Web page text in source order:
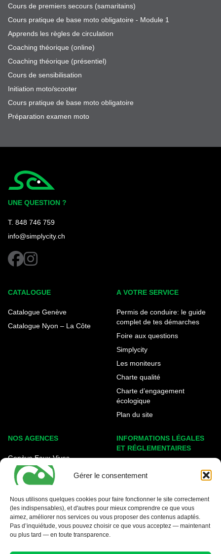
Gérer le consentement
Nous utilisons quelques cookies pour faire fonctionner le site correctement
(les indispensables), et d'autres pour mieux comprendre ce que vous
aimez, améliorer nos services ou vous proposer des contenus adaptés.
Pas d’inquiétude, vous pouvez choisir ce que vous acceptez — maintenant
ou plus tard — en toute transparence.
Cours de premiers secours (samaritains)
Cours pratique de base moto obligatoire - Module 1
Apprends les règles de circulation
Coaching théorique (online)
Coaching théorique (présentiel)
Cours de sensibilisation
Initiation moto/scooter
Cours pratique de base moto obligatoire
Préparation examen moto
UNE QUESTION ?
T. 848 746 759
info@simplycity.ch
facebookinstagram
CATALOGUE
Catalogue Genève
Catalogue Nyon – La Côte
A VOTRE SERVICE
Permis de conduire: le guide
complet de tes démarches
Foire aux questions
Simplycity
Les moniteurs
Charte qualité
Charte d’engagement
écologique
Plan du site
NOS AGENCES
Genève Eaux-Vives
Carouge - Rondeau
Nyon - La Côte
INFORMATIONS LÉGALES
ET RÉGLEMENTAIRES
Protection des données
Conditions générales